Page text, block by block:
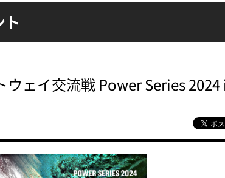
ト
ウェイ交流戦 Power Series